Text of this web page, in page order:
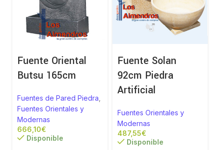
Fuente Oriental
Butsu 165cm
Fuentes de Pared Piedra
Fuentes Orientales y
Modernas
€
Disponible
Fuente Solan
92cm Piedra
Artificial
Fuentes Orientales y
Modernas
€
Disponible